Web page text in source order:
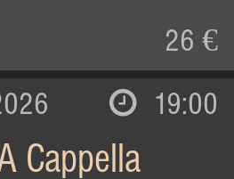
26 €
19:00
Cappella